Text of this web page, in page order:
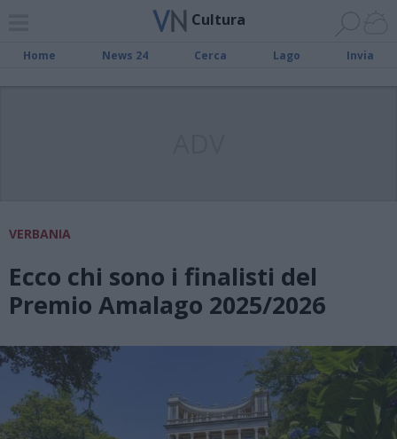
Cultura
Home News 24 Cerca Lago Invia
VERBANIA
Ecco chi sono i finalisti del
Premio Amalago 2025/2026